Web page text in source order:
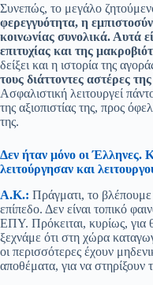
Συνεπώς, το μεγάλο
φερεγγυότητα, η
κοινωνίας συνολικά. Αυτά
επιτυχίας και της
δείξει και η ιστορία της
τους διάττοντες αστέρες
Ασφαλιστική λειτουργεί
της αξιοπιστίας της, προς
της.
Δεν ήταν μόνο οι Έλληνες.
λειτούργησαν και
Α.Κ.: Πράγματι, το
επίπεδο. Δεν είναι τοπικό
ΕΠΥ. Πρόκειται, κυρίως, για
ξεχνάμε ότι στη χώρα
οι περισσότερες έχουν
αποθέματα, για να